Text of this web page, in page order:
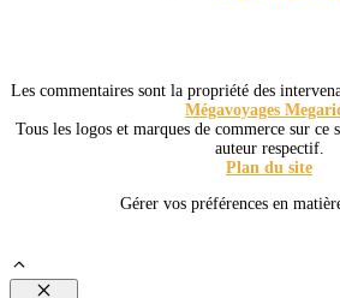
Les commentaires sont la propriété des
Mégavoyages
Tous les logos et marques de commerce sur
auteur respectif.
Plan du site
Gérer vos préférences en